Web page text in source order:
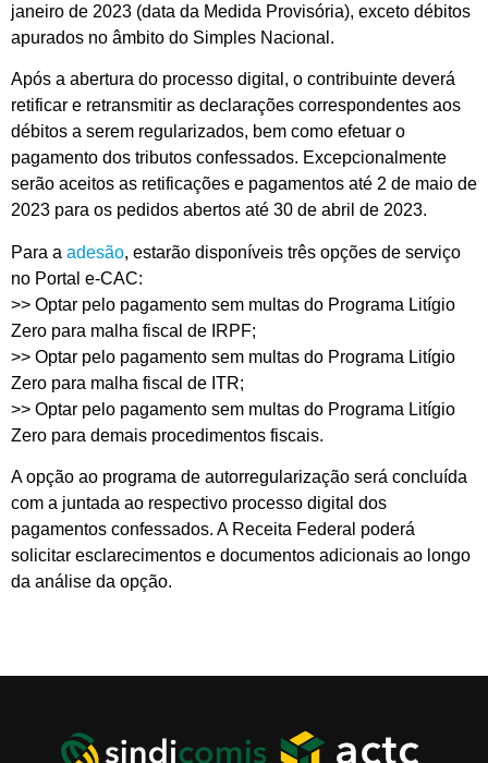
janeiro de 2023 (data da Medida Provisória), exceto débitos
apurados no âmbito do Simples Nacional.
Após a abertura do processo digital, o contribuinte deverá
retificar e retransmitir as declarações correspondentes aos
débitos a serem regularizados, bem como efetuar o
pagamento dos tributos confessados. Excepcionalmente
serão aceitos as retificações e pagamentos até 2 de maio de
2023 para os pedidos abertos até 30 de abril de 2023.
Para a adesão, estarão disponíveis três opções de serviço
no Portal e-CAC:
>> Optar pelo pagamento sem multas do Programa Litígio
Zero para malha fiscal de IRPF;
>> Optar pelo pagamento sem multas do Programa Litígio
Zero para malha fiscal de ITR;
>> Optar pelo pagamento sem multas do Programa Litígio
Zero para demais procedimentos fiscais.
A opção ao programa de autorregularização será concluída
com a juntada ao respectivo processo digital dos
pagamentos confessados. A Receita Federal poderá
solicitar esclarecimentos e documentos adicionais ao longo
da análise da opção.